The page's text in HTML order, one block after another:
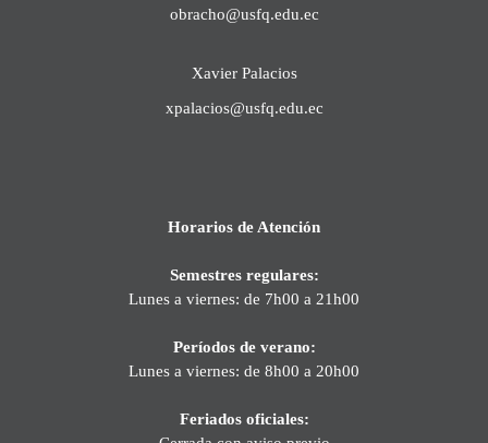
obracho@usfq.edu.ec
Xavier Palacios
xpalacios@usfq.edu.ec
Horarios de Atención
Semestres regulares:
Lunes a viernes: de 7h00 a 21h00
Períodos de verano:
Lunes a viernes: de 8h00 a 20h00
Feriados oficiales: